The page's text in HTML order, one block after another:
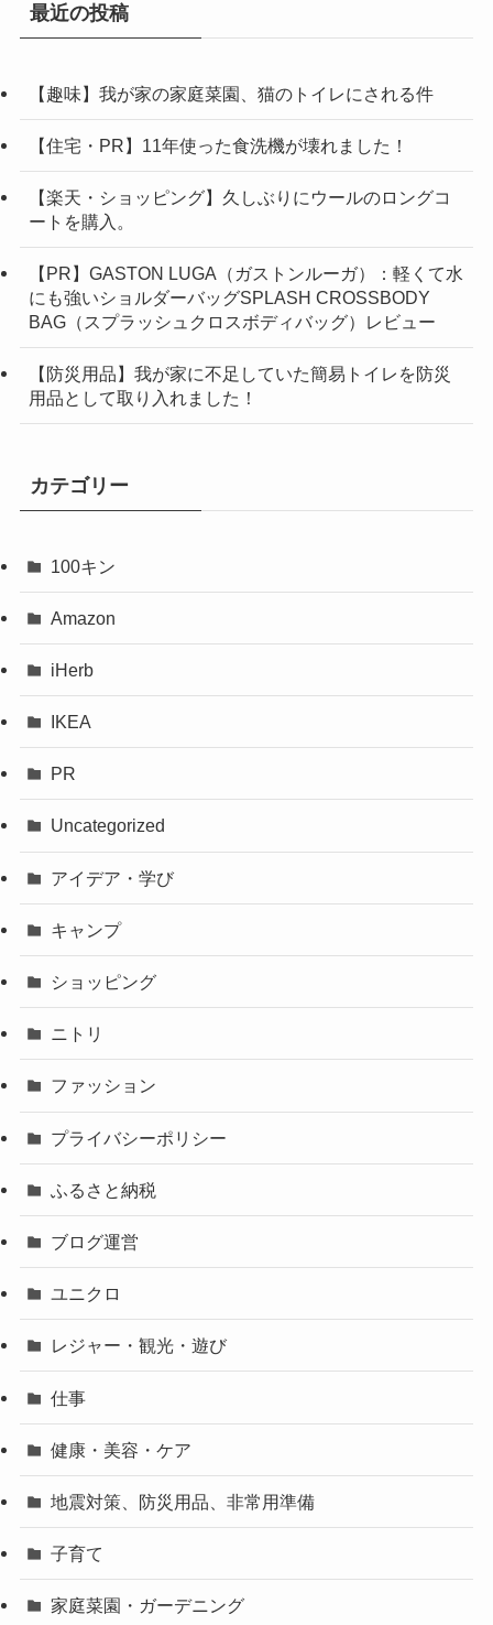
最近の投稿
【趣味】我が家の家庭菜園、猫のトイレにされる件
【住宅・PR】11年使った食洗機が壊れました！
【楽天・ショッピング】久しぶりにウールのロングコ
ートを購入。
【PR】GASTON LUGA（ガストンルーガ）：軽くて水
にも強いショルダーバッグSPLASH CROSSBODY
BAG（スプラッシュクロスボディバッグ）レビュー
【防災用品】我が家に不足していた簡易トイレを防災
用品として取り入れました！
カテゴリー
100キン
Amazon
iHerb
IKEA
PR
Uncategorized
アイデア・学び
キャンプ
ショッピング
ニトリ
ファッション
プライバシーポリシー
ふるさと納税
ブログ運営
ユニクロ
レジャー・観光・遊び
仕事
健康・美容・ケア
地震対策、防災用品、非常用準備
子育て
家庭菜園・ガーデニング